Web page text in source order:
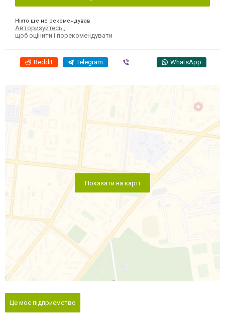
Ніхто ще не рекомендував
Авторизуйтесь
щоб оцінити і порекомендувати
Reddit Telegram WhatsApp
Показати на карті
Це моє підприємство